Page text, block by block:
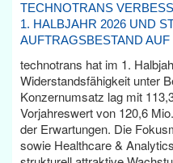
TECHNOTRANS
1. HALBJAHR 2026 UND
AUFTRAGSBESTAND AUF
technotrans hat im 1.
Widerstandsfähigkeit unter
Konzernumsatz lag mit
Vorjahreswert von 120,6
der Erwartungen. Die
sowie Healthcare &